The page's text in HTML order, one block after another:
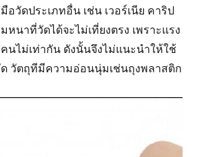
อวัดประเภทอื่น เช่น เวอร์เนีย คาริป
หนาที่วัดได้จะไม่เที่ยงตรง เพราะแรง
นไม่เท่ากัน ดังนั้นจึงไม่แนะนำให้ใช้
ด วัตถุทีมีความอ่อนนุ่มเช่นถุงพลาสติก